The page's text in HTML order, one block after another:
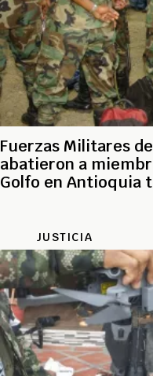
Fuerzas Militares
abatieron a
Golfo en Antioquia
JUSTICIA